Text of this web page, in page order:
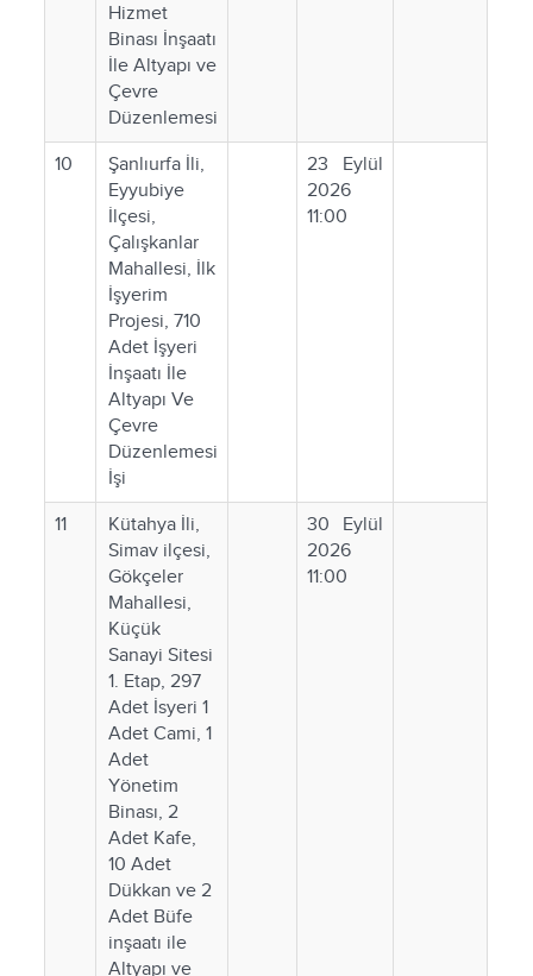
Hizmet
Binası İnşaatı
İle Altyapı ve
Çevre
Düzenlemesi
10
Şanlıurfa İli,
Eyyubiye
İlçesi,
Çalışkanlar
Mahallesi, İlk
İşyerim
Projesi, 710
Adet İşyeri
İnşaatı İle
Altyapı Ve
Çevre
Düzenlemesi
İşi
23 Eylül
2026
11:00
11
Kütahya İli,
Simav ilçesi,
Gökçeler
Mahallesi,
Küçük
Sanayi Sitesi
1. Etap, 297
Adet İsyeri 1
Adet Cami, 1
Adet
Yönetim
Binası, 2
Adet Kafe,
10 Adet
Dükkan ve 2
Adet Büfe
inşaatı ile
Altyapı ve
30 Eylül
2026
11:00